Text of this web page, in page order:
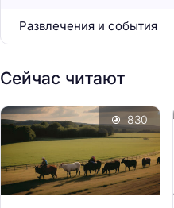
Развлечения и события
Сейчас читают
830